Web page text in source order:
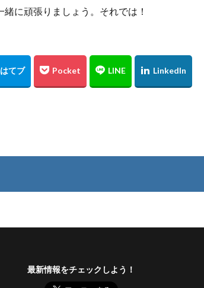
に頑張りましょう。それでは！
最新情報をチェックしよう！